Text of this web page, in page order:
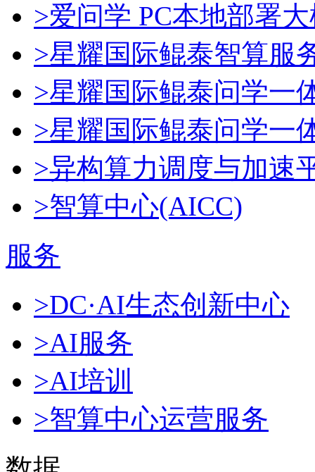
>爱问学 PC本地部署
>星耀国际鲲泰智算服
>星耀国际鲲泰问学一
>星耀国际鲲泰问学一
>异构算力调度与加速
>智算中心(AICC)
服务
>DC·AI生态创新中心
>AI服务
>AI培训
>智算中心运营服务